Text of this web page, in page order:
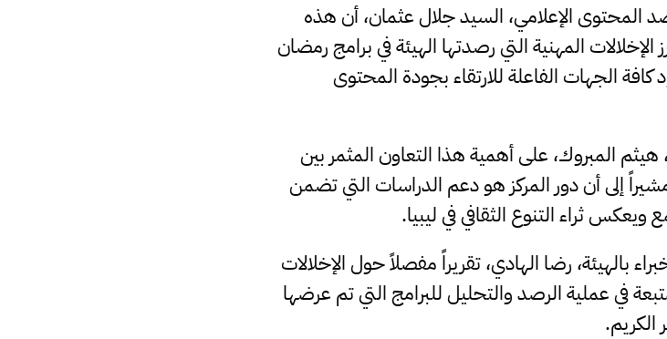
المحتوى الإعلامي، السيد جلال عثمان، أن هذه
المهنية التي رصدتها الهيئة في برامج رمضان
الجهات الفاعلة للارتقاء بجودة المحتوى
هيثم المبروك، على أهمية هذا التعاون المثمر بين
إلى أن دور المركز هو دعم الدراسات التي تضمن
ثراء التنوع الثقافي في ليبيا.
بالهيئة، رضا الهادي، تقريراً مفصلاً حول الإخلالات
في عملية الرصد والتحليل للبرامج التي تم عرضها
الكريم.